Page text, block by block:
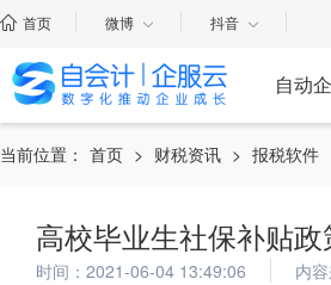
首页 微博 抖音
自动
当前位置： 首页 > 财税资讯 > 报税软件
高校毕业生社保补贴政
时间：2021-06-04 13:49:06 内